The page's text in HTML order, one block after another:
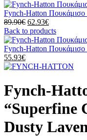
Fynch-Hatton
89.90€ Original
price
was:
89.90€.
62.93€Η
τρέχουσα
τιμή
είναι:
Back to products
Fynch-Hatton
55.93€Η
τρέχουσα
είναι:
55.93€.
Fynch-
“Superfine
Dusty